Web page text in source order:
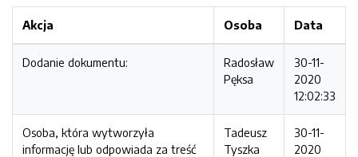
Akcja Osoba Data
Dodanie dokumentu:
Radosław
Pęksa
30-11-
2020
12:02:33
Osoba, która wytworzyła
informację lub odpowiada za treść
Tadeusz
Tyszka
30-11-
2020